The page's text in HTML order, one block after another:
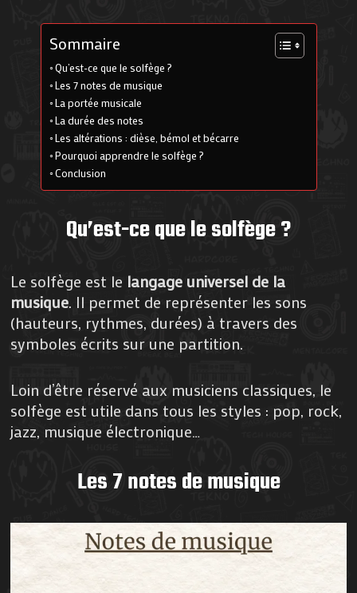
Sommaire
Qu’est-ce que le solfège ?
Les 7 notes de musique
La portée musicale
La durée des notes
Les altérations : dièse, bémol et bécarre
Pourquoi apprendre le solfège ?
Conclusion
Qu’est-ce que le solfège ?
Le solfège est le langage universel de la
musique. Il permet de représenter les sons
(hauteurs, rythmes, durées) à travers des
symboles écrits sur une partition.
Loin d’être réservé aux musiciens classiques, le
solfège est utile dans tous les styles : pop, rock,
jazz, musique électronique…
Les 7 notes de musique